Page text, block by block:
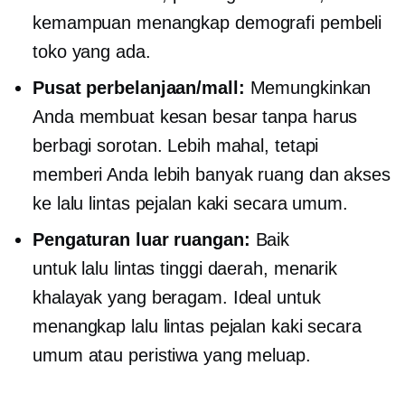
kemampuan menangkap demografi pembeli
toko yang ada.
Pusat perbelanjaan/mall: Memungkinkan
Anda membuat kesan besar tanpa harus
berbagi sorotan. Lebih mahal, tetapi
memberi Anda lebih banyak ruang dan akses
ke lalu lintas pejalan kaki secara umum.
Pengaturan luar ruangan: Baik
untuk lalu lintas tinggidaerah, menarik
khalayak yang beragam. Ideal untuk
menangkap lalu lintas pejalan kaki secara
umum atau peristiwa yang meluap.